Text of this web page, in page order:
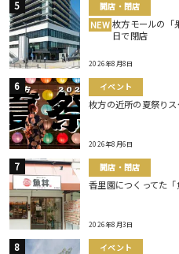
開店・閉店
NEW 枚方モールの「
日で閉店
2026年8月8日
イベント
枚方の近所の夏祭りス
2026年8月6日
開店・閉店
香里園につくってた
2026年8月3日
イベント